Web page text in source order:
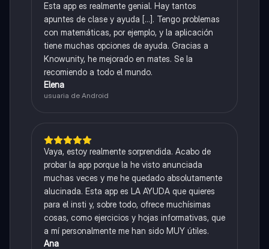
Esta app es realmente genial. Hay tantos
apuntes de clase y ayuda [...]. Tengo problemas
con matemáticas, por ejemplo, y la aplicación
tiene muchas opciones de ayuda. Gracias a
Knowunity, he mejorado en mates. Se la
recomiendo a todo el mundo.
Elena
usuaria de Android
Vaya, estoy realmente sorprendida. Acabo de
probar la app porque la he visto anunciada
muchas veces y me he quedado absolutamente
alucinada. Esta app es LA AYUDA que quieres
para el insti y, sobre todo, ofrece muchísimas
cosas, como ejercicios y hojas informativas, que
a mí personalmente me han sido MUY útiles.
Ana